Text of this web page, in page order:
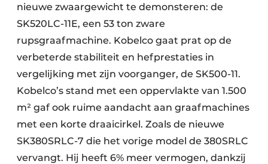
nieuwe zwaargewicht te demonsteren: de
SK520LC-11E, een 53 ton zware
rupsgraafmachine. Kobelco gaat prat op de
verbeterde stabiliteit en hefprestaties in
vergelijking met zijn voorganger, de SK500-11.
Kobelco’s stand met een oppervlakte van 1.500
m² gaf ook ruime aandacht aan graafmachines
met een korte draaicirkel. Zoals de nieuwe
SK380SRLC-7 die het vorige model de 380SRLC
vervangt. Hij heeft 6% meer vermogen, dankzij